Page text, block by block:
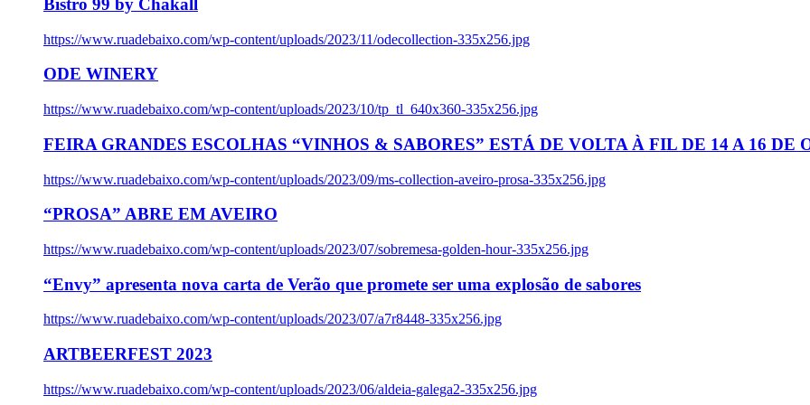
Bistro 99 by Chakall
https://www.ruadebaixo.com/wp-content/uploads/2023/11/odecollection-335x256.jpg
ODE WINERY
https://www.ruadebaixo.com/wp-content/uploads/2023/10/tp_tl_640x360-335x256.jpg
FEIRA GRANDES ESCOLHAS “VINHOS & SABORES” ESTÁ DE VOLTA À FIL DE 14 A 16 DE
https://www.ruadebaixo.com/wp-content/uploads/2023/09/ms-collection-aveiro-prosa-335x256.jpg
“PROSA” ABRE EM AVEIRO
https://www.ruadebaixo.com/wp-content/uploads/2023/07/sobremesa-golden-hour-335x256.jpg
“Envy” apresenta nova carta de Verão que promete ser uma explosão de sabores
https://www.ruadebaixo.com/wp-content/uploads/2023/07/a7r8448-335x256.jpg
ARTBEERFEST 2023
https://www.ruadebaixo.com/wp-content/uploads/2023/06/aldeia-galega2-335x256.jpg